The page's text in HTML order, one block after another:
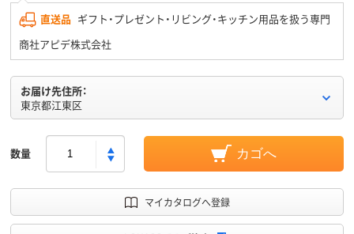
直送品 ギフト・プレゼント・リビング・キッチン用品を扱う専門
商社アピデ株式会社
お届け先住所：
東京都江東区
数量 カゴへ
マイカタログへ登録